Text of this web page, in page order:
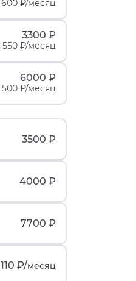
600 ₽/месяц
3300 ₽
550 ₽/месяц
6000 ₽
500 ₽/месяц
3500 ₽
4000 ₽
7700 ₽
110 ₽/месяц